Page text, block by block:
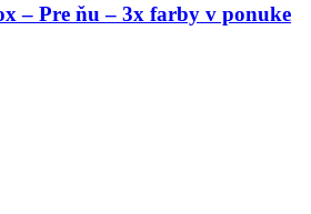
– Pre ňu – 3x farby v ponuke